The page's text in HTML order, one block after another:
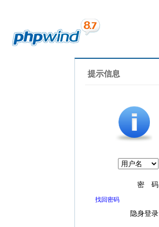
提示信息
密 码
找回密码
隐身登录